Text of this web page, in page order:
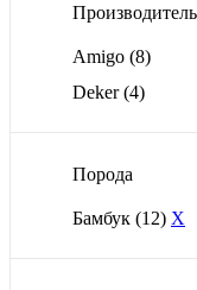
Производитель
Amigo (8)
Deker(4)
Порода
Бамбук (12) X